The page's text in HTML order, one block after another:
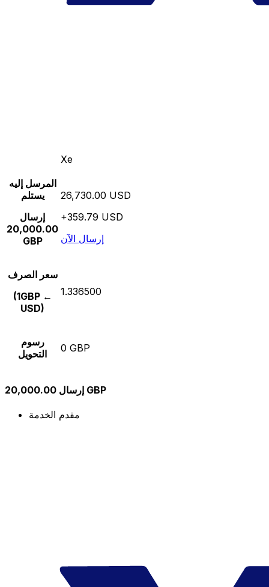
Xe
المرسل إليه
يستلم
إرسال
20,000.00
GBP
26,730.00 USD
+359.79 USD
إرسال الآن
سعر الصرف
(1GBP ←
USD)
1.336500
رسوم
التحويل
0 GBP
إرسال 20,000.00 GBP
مقدم الخدمة